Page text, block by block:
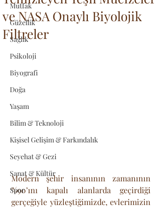
Mutfak
Güzellik
Sağlık
Psikoloji
Biyografi
Doğa
Yaşam
Bilim & Teknoloji
Kişisel Gelişim & Farkındalık
Seyehat & Gezi
Sanat & Kültür
Spor
ve NASA Onaylı Biyolojik
Filtreler
Modern şehir insanının zamanının
%90’ını kapalı alanlarda geçirdiği
gerçeğiyle yüzleştiğimizde, evlerimizin